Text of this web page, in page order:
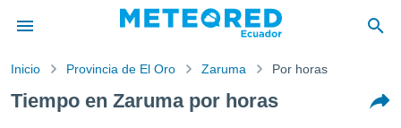
ha
por
Inicio Provincia de El Oro Zaruma Por horas
Tiempo en Zaruma por horas